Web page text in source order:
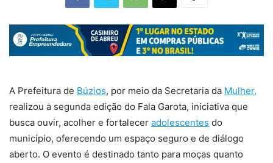
A Prefeitura de Búzios, por meio da Secretaria da Mulher,
realizou a segunda edição do Fala Garota, iniciativa que
busca ouvir, acolher e fortalecer adolescentes do
município, oferecendo um espaço seguro e de diálogo
aberto. O evento é destinado tanto para moças quanto